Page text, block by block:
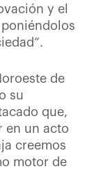
y el
de
su
que,
en un acto
creemos
motor de